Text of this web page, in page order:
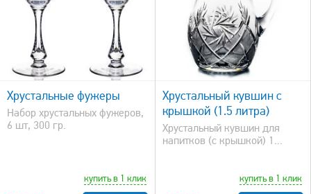
Хрустальные фужеры
Набор хрустальных фужеров,
6 шт, 300 гр.
купить в 1 клик
быстрый просмотр
Хрустальный кувшин с
крышкой (1.5 литра)
Хрустальный кувшин для
напитков (с крышкой) 1...
купить в 1 клик